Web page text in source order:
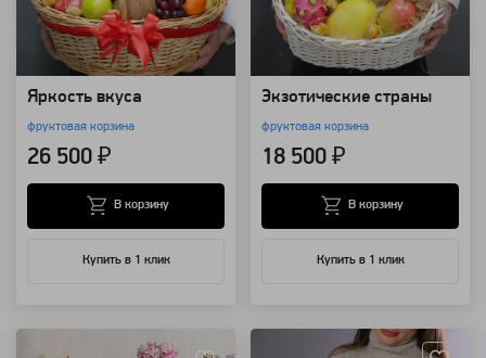
Яркость вкуса
фруктовая корзина
26 500 ₽
Купить в 1 клик
В корзину
Экзотические страны
фруктовая корзина
18 500 ₽
Купить в 1 клик
В корзину